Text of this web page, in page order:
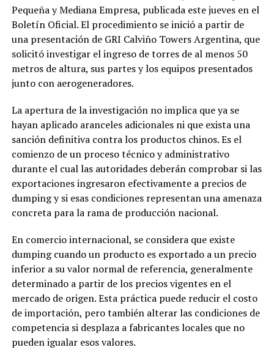
Pequeña y Mediana Empresa, publicada este jueves en el
Boletín Oficial. El procedimiento se inició a partir de
una presentación de GRI Calviño Towers Argentina, que
solicitó investigar el ingreso de torres de al menos 50
metros de altura, sus partes y los equipos presentados
junto con aerogeneradores.
La apertura de la investigación no implica que ya se
hayan aplicado aranceles adicionales ni que exista una
sanción definitiva contra los productos chinos. Es el
comienzo de un proceso técnico y administrativo
durante el cual las autoridades deberán comprobar si las
exportaciones ingresaron efectivamente a precios de
dumping y si esas condiciones representan una amenaza
concreta para la rama de producción nacional.
En comercio internacional, se considera que existe
dumping cuando un producto es exportado a un precio
inferior a su valor normal de referencia, generalmente
determinado a partir de los precios vigentes en el
mercado de origen. Esta práctica puede reducir el costo
de importación, pero también alterar las condiciones de
competencia si desplaza a fabricantes locales que no
pueden igualar esos valores.